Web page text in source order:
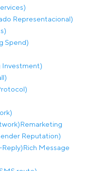
Representacional)
Spend)
Investment)
Remarketing
Reputation)
Rich Message